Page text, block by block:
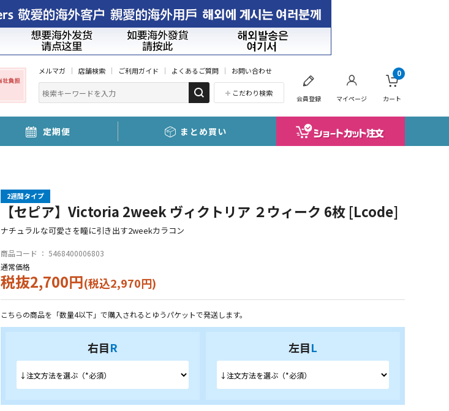
メルマガ 店舗検索 ご利用ガイド よくあるご質問 お問い合わせ
こだわり検索
会員登録 マイページ カート
0
定期便 まとめ買い
2週間タイプ
【セピア】Victoria 2week ヴィクトリア ２ウィーク 6枚 [Lcode]
ナチュラルな可愛さを瞳に引き出す2weekカラコン
商品コード ： 5468400006803
通常価格
税抜2,700円(税込2,970円)
こちらの商品を「数量4以下」で購入されるとゆうパケットで発送します。
右目R 左目L